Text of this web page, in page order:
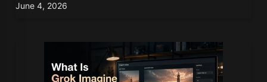
June 4, 2026